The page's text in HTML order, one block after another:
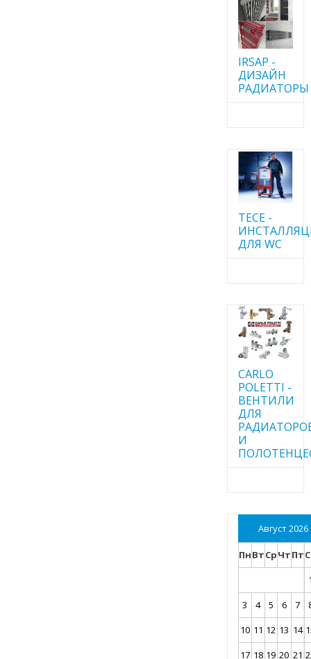
IRSAP -
ДИЗАЙН
РАДИАТОРЫ
TECE -
ДЛЯ WC
CARLO
POLETTI -
ВЕНТИЛИ
ДЛЯ
И
Август 2026
ПнВтСрЧтПт
3
4 5 6 7
10 11 12 13 14
17 18 19 20 21